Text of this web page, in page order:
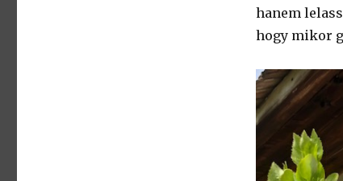
hanem
hogy mikor